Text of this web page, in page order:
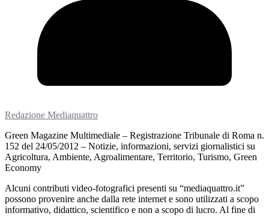
Redazione Mediaquattro
Green Magazine Multimediale – Registrazione Tribunale di Roma n.
152 del 24/05/2012 – Notizie, informazioni, servizi giornalistici su
Agricoltura, Ambiente, Agroalimentare, Territorio, Turismo, Green
Economy
Alcuni contributi video-fotografici presenti su “mediaquattro.it”
possono provenire anche dalla rete internet e sono utilizzati a scopo
informativo, didattico, scientifico e non a scopo di lucro. Al fine di